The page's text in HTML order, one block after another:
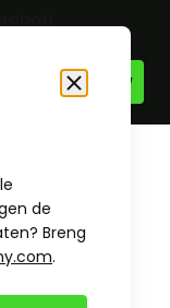
Schließen
de
Breng
.